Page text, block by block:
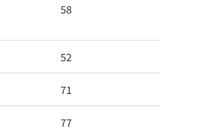
58
52
71
77